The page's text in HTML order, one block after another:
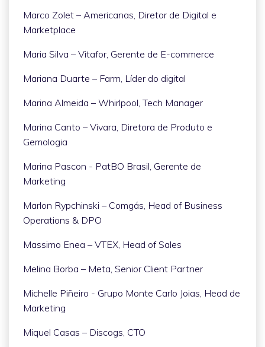
Marco Zolet – Americanas, Diretor de Digital e
Marketplace
Maria Silva – Vitafor, Gerente de E-commerce
Mariana Duarte – Farm, Líder do digital
Marina Almeida – Whirlpool, Tech Manager
Marina Canto – Vivara, Diretora de Produto e
Gemologia
Marina Pascon - PatBO Brasil, Gerente de
Marketing
Marlon Rypchinski – Comgás, Head of Business
Operations & DPO
Massimo Enea – VTEX, Head of Sales
Melina Borba – Meta, Senior Client Partner
Michelle Piñeiro - Grupo Monte Carlo Joias, Head de
Marketing
Miquel Casas – Discogs, CTO